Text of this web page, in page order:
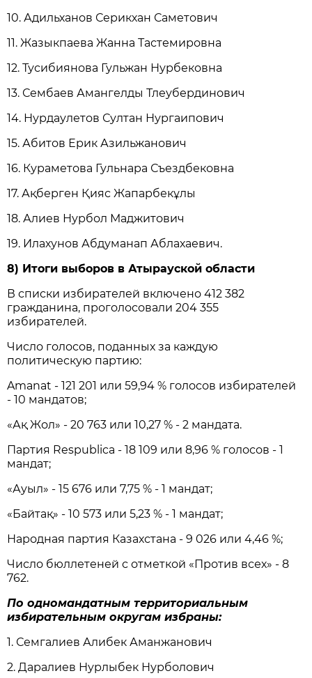
10. Адильханов Серикхан Саметович
11. Жазыкпаева Жанна Тастемировна
12. Тусибиянова Гульжан Нурбековна
13. Сембаев Амангелды Тлеубердинович
14. Нурдаулетов Султан Нургаипович
15. Абитов Ерик Азильжанович
16. Кураметова Гульнара Съездбековна
17. Ақберген Қияс Жапарбекұлы
18. Алиев Нурбол Маджитович
19. Илахунов Абдуманап Аблахаевич.
8) Итоги выборов в Атырауской области
В списки избирателей включено 412 382
гражданина, проголосовали 204 355
избирателей.
Число голосов, поданных за каждую
политическую партию:
Amanat - 121 201 или 59,94 % голосов избирателей
- 10 мандатов;
«Ақ Жол» - 20 763 или 10,27 % - 2 мандата.
Партия Respublica - 18 109 или 8,96 % голосов - 1
мандат;
«Ауыл» - 15 676 или 7,75 % - 1 мандат;
«Байтақ» - 10 573 или 5,23 % - 1 мандат;
Народная партия Казахстана - 9 026 или 4,46 %;
Число бюллетеней с отметкой «Против всех» - 8
762.
По одномандатным территориальным
избирательным округам избраны:
1. Семгалиев Алибек Аманжанович
2. Даралиев Нурлыбек Нурболович